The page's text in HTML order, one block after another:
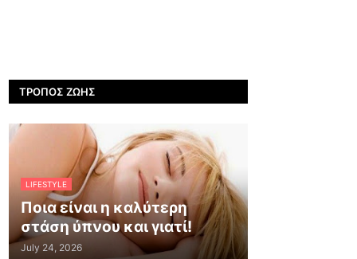
ΤΡΌΠΟΣ ΖΩΉΣ
LIFESTYLE
Ποια είναι η καλύτερη
στάση ύπνου και γιατί!
July 24, 2026